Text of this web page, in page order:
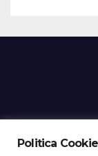
Politica Cookie